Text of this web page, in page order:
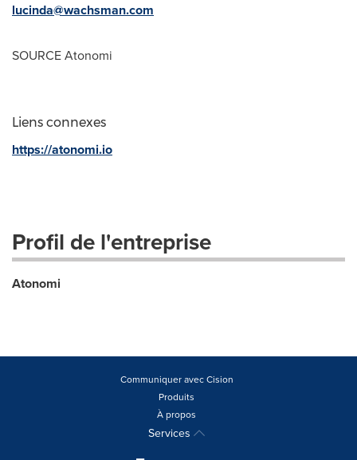
lucinda@wachsman.com
SOURCE Atonomi
Liens connexes
https://atonomi.io
Profil de l'entreprise
Atonomi
Communiquer avec Cision
Produits
À propos
Services